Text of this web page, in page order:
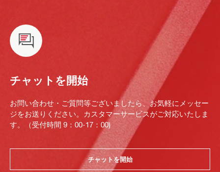
チャットを開始
お問い合わせ・ご質問等ございましたら、お気軽にメッセー
ジをお送りください。カスタマーサービスがご対応いたしま
す。（受付時間 9：00-17：00)
チャットを開始